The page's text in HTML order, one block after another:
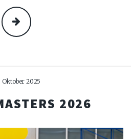
Oktober 2025
2026